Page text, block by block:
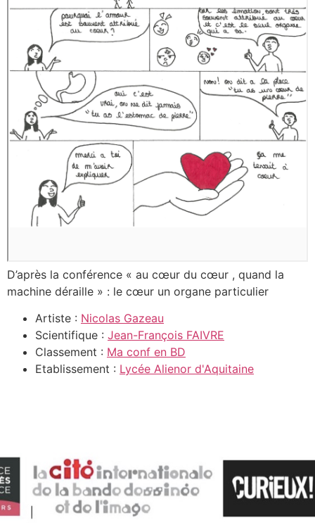
D’après la conférence « au cœur du cœur , quand la
machine déraille » : le cœur un organe particulier
Artiste : Nicolas Gazeau
Scientifique : Jean-François FAIVRE
Classement : Ma conf en BD
Etablissement : Lycée Alienor d'Aquitaine